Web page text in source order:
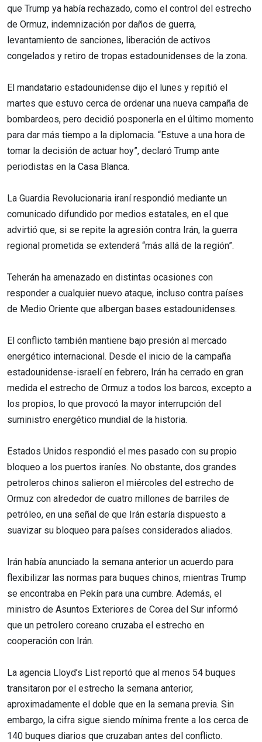
que Trump ya había rechazado, como el control del estrecho
de Ormuz, indemnización por daños de guerra,
levantamiento de sanciones, liberación de activos
congelados y retiro de tropas estadounidenses de la zona.
El mandatario estadounidense dijo el lunes y repitió el
martes que estuvo cerca de ordenar una nueva campaña de
bombardeos, pero decidió posponerla en el último momento
para dar más tiempo a la diplomacia. “Estuve a una hora de
tomar la decisión de actuar hoy”, declaró Trump ante
periodistas en la Casa Blanca.
La Guardia Revolucionaria iraní respondió mediante un
comunicado difundido por medios estatales, en el que
advirtió que, si se repite la agresión contra Irán, la guerra
regional prometida se extenderá “más allá de la región”.
Teherán ha amenazado en distintas ocasiones con
responder a cualquier nuevo ataque, incluso contra países
de Medio Oriente que albergan bases estadounidenses.
El conflicto también mantiene bajo presión al mercado
energético internacional. Desde el inicio de la campaña
estadounidense-israelí en febrero, Irán ha cerrado en gran
medida el estrecho de Ormuz a todos los barcos, excepto a
los propios, lo que provocó la mayor interrupción del
suministro energético mundial de la historia.
Estados Unidos respondió el mes pasado con su propio
bloqueo a los puertos iraníes. No obstante, dos grandes
petroleros chinos salieron el miércoles del estrecho de
Ormuz con alrededor de cuatro millones de barriles de
petróleo, en una señal de que Irán estaría dispuesto a
suavizar su bloqueo para países considerados aliados.
Irán había anunciado la semana anterior un acuerdo para
flexibilizar las normas para buques chinos, mientras Trump
se encontraba en Pekín para una cumbre. Además, el
ministro de Asuntos Exteriores de Corea del Sur informó
que un petrolero coreano cruzaba el estrecho en
cooperación con Irán.
La agencia Lloyd’s List reportó que al menos 54 buques
transitaron por el estrecho la semana anterior,
aproximadamente el doble que en la semana previa. Sin
embargo, la cifra sigue siendo mínima frente a los cerca de
140 buques diarios que cruzaban antes del conflicto.